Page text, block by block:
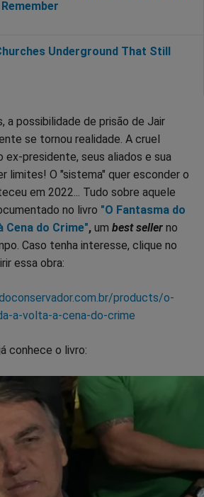
a possibilidade de prisão de Jair
se tornou realidade. A cruel
ex-presidente, seus aliados e sua
limites! O "sistema" quer esconder o
em 2022... Tudo sobre aquele
no livro "O Fantasma do
Cena do Crime", um best seller no
Caso tenha interesse, clique no
essa obra:
products/o-
a-volta-a-cena-do-crime
conhece o livro: